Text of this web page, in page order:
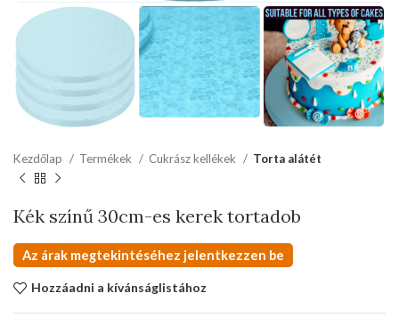
Kezdőlap Termékek Cukrász kellékek Torta alátét
Kék színű 30cm-es kerek tortadob
Az árak megtekintéséhez jelentkezzen be
Hozzáadni a kívánságlistához